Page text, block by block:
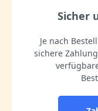
Sicher
Je nach
sichere